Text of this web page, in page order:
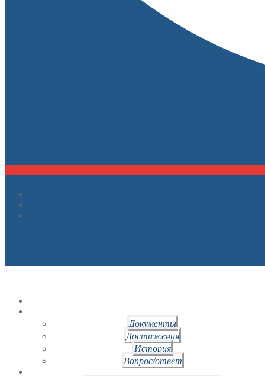
Документы
Достижения
История
Вопрос/ответ